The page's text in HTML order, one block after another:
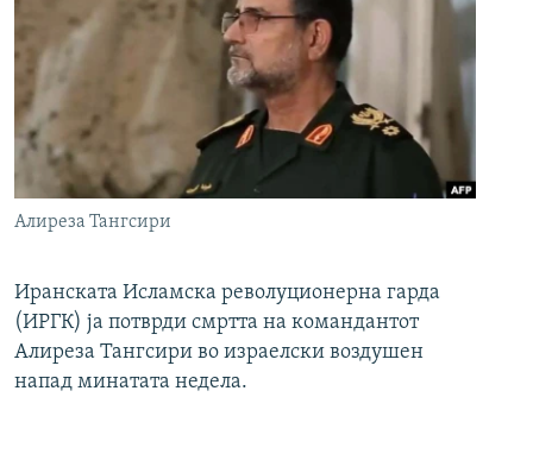
Алиреза Тангсири
Иранската Исламска револуционерна гарда
(ИРГК) ја потврди смртта на командантот
Алиреза Тангсири во израелски воздушен
напад минатата недела.